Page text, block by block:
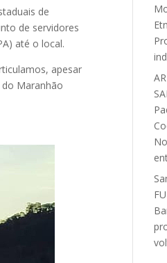
de
de servidores
até o local.
apesar
Maranhão